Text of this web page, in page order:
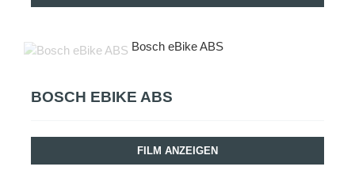
Bosch eBike ABS
BOSCH EBIKE ABS
FILM ANZEIGEN